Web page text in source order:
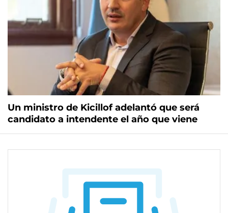
Un ministro de Kicillof adelantó que será
candidato a intendente el año que viene